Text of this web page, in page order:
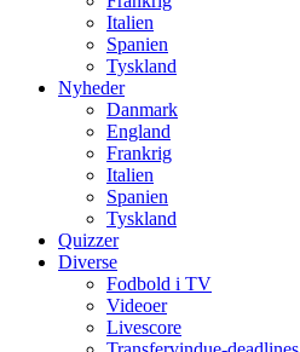
Italien
Spanien
Tyskland
Nyheder
Danmark
England
Frankrig
Italien
Spanien
Tyskland
Quizzer
Diverse
Fodbold i TV
Videoer
Livescore